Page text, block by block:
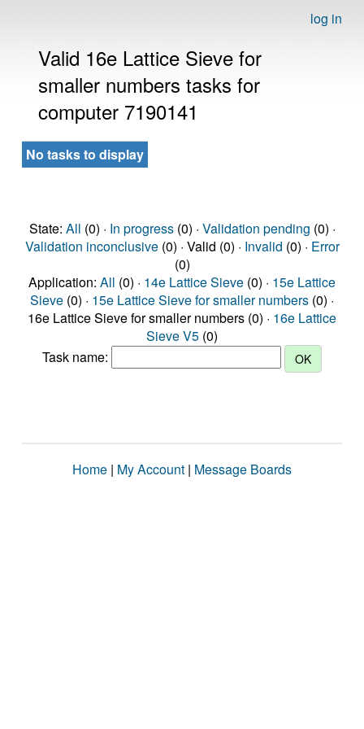
log in
Valid 16e Lattice Sieve for
smaller numbers tasks for
computer 7190141
No tasks to display
State: All (0) · In progress(0) · Validation pending (0) ·
Validation inconclusive(0) · Valid (0) · Invalid (0) · Error
(0)
Application: All (0) · 14e Lattice Sieve (0) · 15e Lattice
Sieve (0) · 15e Lattice Sieve for smaller numbers (0) ·
16e Lattice Sieve for smaller numbers (0) · 16e Lattice
Sieve V5 (0)
Task name:
Home | My Account | Message Boards